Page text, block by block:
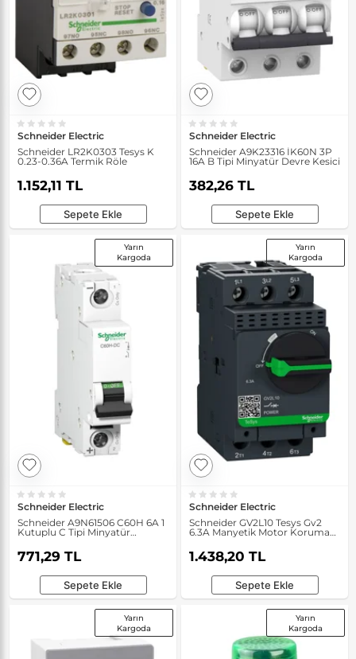
Schneider Electric
Schneider LR2K0303 Tesys K
0.23-0.36A Termik Röle
1.152,11 TL
Sepete Ekle
Schneider Electric
Schneider A9K23316 İK60N 3P
16A B Tipi Minyatür Devre Kesici
382,26 TL
Sepete Ekle
Yarın
Kargoda
Schneider Electric
Schneider A9N61506 C60H 6A 1
Kutuplu C Tipi Minyatür
Otomatik Sigorta
771,29 TL
Sepete Ekle
Yarın
Kargoda
Schneider Electric
Schneider GV2L10 Tesys Gv2
6.3A Manyetik Motor Koruma
Devre Kesici
1.438,20 TL
Sepete Ekle
Yarın
Kargoda
Yarın
Kargoda